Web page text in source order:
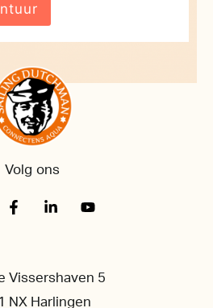
Volg ons
Vissershaven 5
NX Harlingen